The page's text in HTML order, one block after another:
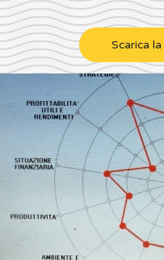
Scarica